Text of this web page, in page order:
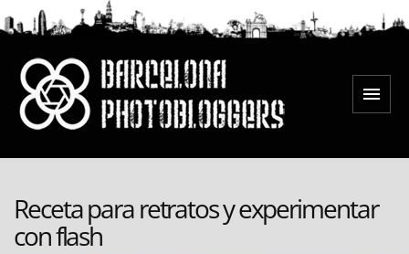
al
Menú
Receta para retratos y experimentar
con flash